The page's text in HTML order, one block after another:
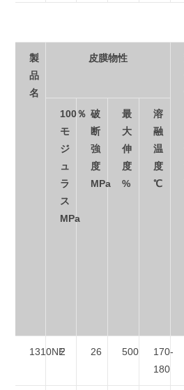
製
品
名
皮膜物性
100％
モ
ジ
ュ
ラ
ス
MPa
破
断
強
度
MPa
最
大
伸
度
%
溶
融
温
度
℃
1310NE
2 26 500
170-
180